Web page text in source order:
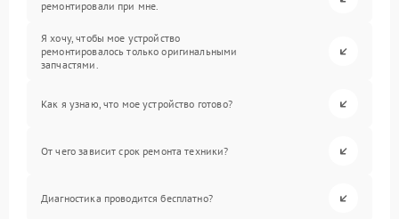
ремонтировали при мне.
Я хочу, чтобы мое устройство
ремонтировалось только оригинальными
запчастями.
Как я узнаю, что мое устройство готово?
От чего зависит срок ремонта техники?
Диагностика проводится бесплатно?